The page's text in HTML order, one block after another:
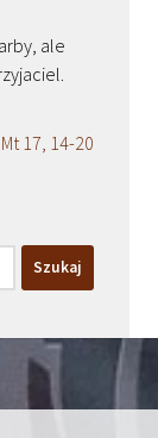
ale
Mt 17, 14-20